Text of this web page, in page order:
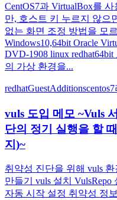
CentOS7과 VirtualBox를
만, 호스트 키 누르지 않으
없는 화면 조정 방법을 모
Windows10,64bit Oracle
DVD-1908 linux
의 가상 환경을...
redhatGuestAdditionscentos7
vuls 도입 메모 ~Vuls
단의 정기 실행을 할
지)~
취약성 진단을 위해 vuls
만들기 vuls 설치 VulsRepo
자동 시작 설정 취약성 정